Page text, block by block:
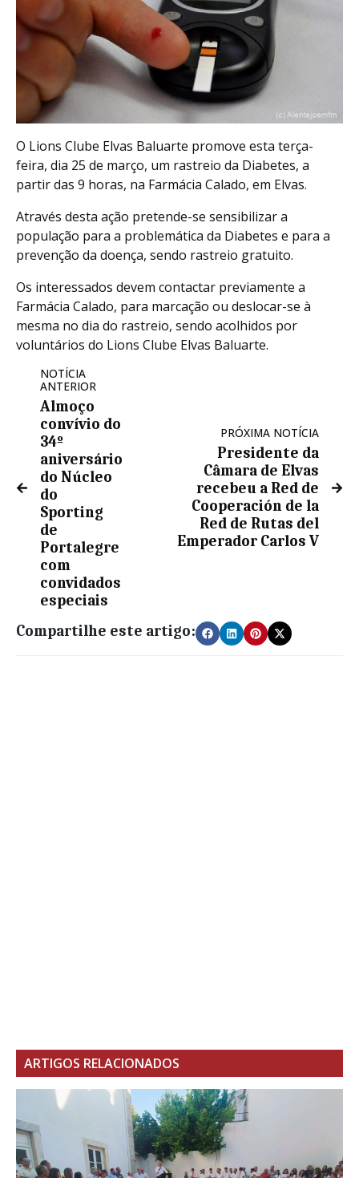
O Lions Clube Elvas Baluarte promove esta terça-
feira, dia 25 de março, um rastreio da Diabetes, a
partir das 9 horas, na Farmácia Calado, em Elvas.
Através desta ação pretende-se sensibilizar a
população para a problemática da Diabetes e para a
prevenção da doença, sendo rastreio gratuito.
Os interessados devem contactar previamente a
Farmácia Calado, para marcação ou deslocar-se à
mesma no dia do rastreio, sendo acolhidos por
voluntários do Lions Clube Elvas Baluarte.
NOTÍCIA
ANTERIOR
Almoço
convívio do
34º
aniversário
do Núcleo
do
Sporting
de
Portalegre
com
convidados
especiais
PRÓXIMA NOTÍCIA
Presidente da
Câmara de Elvas
recebeu a Red de
Cooperación de la
Red de Rutas del
Emperador Carlos V
Compartilhe este artigo:
ARTIGOS RELACIONADOS